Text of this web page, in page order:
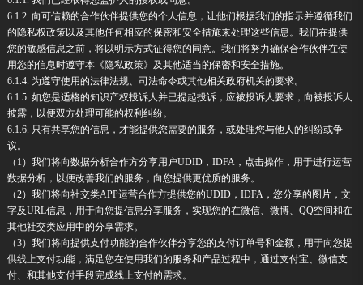
6.1.2. 向可信赖的合作伙伴提供您的个人信息，让他们根据我们的指示并遵循我们
的隐私权政策以及其他任何相应的保密和安全措施来处理这些信息。我们在提供
您的敏感信息之前，将以明示方式征得您的同意。我们将努力确保合作伙伴在使
用您的信息时遵守本《隐私政策》及其他适当的保密和安全措施。
6.1.4. 为遵守使用的法律法规、司法命令或其他相关政府机关的要求。
6.1.5. 如您是适格的知识产权投诉人并已提起投诉，应被投诉人要求，向被投诉人
披露，以便双方处理可能的权利纠纷。
6.1.6. 只有共享您的信息，才能提供您需要的服务，或处理您与他人的纠纷或争
议。
（1）我们将向数据分析合作方分享用户UDID，IDFA，点击操作，用于进行运营
数据分析，以便改善我们的服务，向您提供更优质的服务。
（2）我们将向社交类APP运营合作方提供您的UDID，IDFA，您分享的图片，文
字及URL信息，用于向您提信息分享服务，实现您的在微信、微博、QQ空间和在
其他社交类应用中的分享需求。
（3）我们将向提供支付功能的合作伙伴分享您的支付订单号和金额，用于向您提
供线上支付功能，满足您在使用我们的服务和产品过程中，通过支付宝、微信支
付、和其他支付手段完成线上支付的需求。